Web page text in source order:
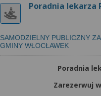
Poradnia lekarza
SAMODZIELNY PUBLICZNY
GMINY WŁOCŁAWEK
Poradnia
Zarezerwuj